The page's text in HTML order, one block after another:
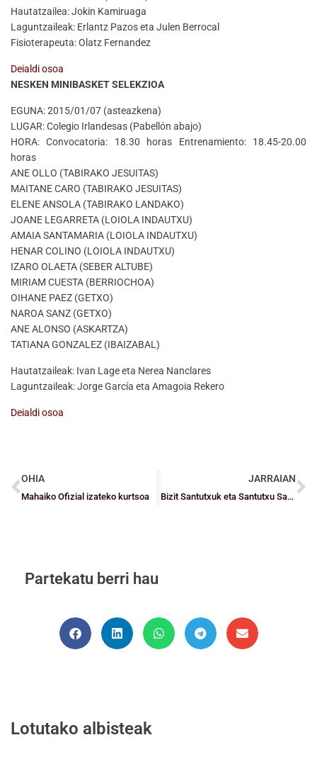
Hautatzailea: Jokin Kamiruaga
Laguntzaileak: Erlantz Pazos eta Julen Berrocal
Fisioterapeuta: Olatz Fernandez
Deialdi osoa
NESKEN MINIBASKET SELEKZIOA
EGUNA: 2015/01/07 (asteazkena)
LUGAR: Colegio Irlandesas (Pabellón abajo)
HORA: Convocatoria: 18.30 horas Entrenamiento: 18.45-20.00
horas
ANE OLLO (TABIRAKO JESUITAS)
MAITANE CARO (TABIRAKO JESUITAS)
ELENE ANSOLA (TABIRAKO LANDAKO)
JOANE LEGARRETA (LOIOLA INDAUTXU)
AMAIA SANTAMARIA (LOIOLA INDAUTXU)
HENAR COLINO (LOIOLA INDAUTXU)
IZARO OLAETA (SEBER ALTUBE)
MIRIAM CUESTA (BERRIOCHOA)
OIHANE PAEZ (GETXO)
NAROA SANZ (GETXO)
ANE ALONSO (ASKARTZA)
TATIANA GONZALEZ (IBAIZABAL)
Hautatzaileak: Ivan Lage eta Nerea Nanclares
Laguntzaileak: Jorge García eta Amagoia Rekero
Deialdi osoa
OHIA
Mahaiko Ofizial izateko kurtsoa
JARRAIAN
Bizit Santutxuk eta Santutxu Saskibaloi Klubak esklerosiaren aldeko diru-bilketan lagunduko dute
Partekatu berri hau
Lotutako albisteak